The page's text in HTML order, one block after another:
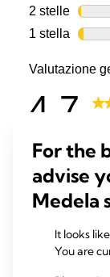
For the
advise
Medela
It looks
You are